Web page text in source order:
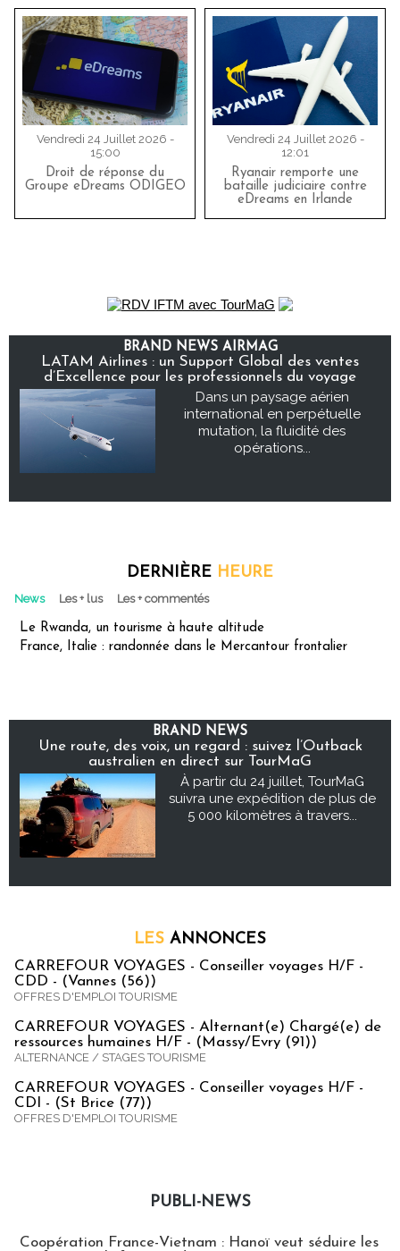
Vendredi 24 Juillet 2026 -
15:00
Droit de réponse du
Groupe eDreams ODIGEO
Vendredi 24 Juillet 2026 -
12:01
Ryanair remporte une
bataille judiciaire contre
eDreams en Irlande
BRAND NEWS AIRMAG
LATAM Airlines : un Support Global des ventes
d’Excellence pour les professionnels du voyage
Dans un paysage aérien
international en perpétuelle
mutation, la fluidité des
opérations...
DERNIÈRE HEURE
News Les + lus Les + commentés
Le Rwanda, un tourisme à haute altitude
France, Italie : randonnée dans le Mercantour frontalier
BRAND NEWS
Une route, des voix, un regard : suivez l’Outback
australien en direct sur TourMaG
À partir du 24 juillet, TourMaG
suivra une expédition de plus de
5 000 kilomètres à travers...
LES ANNONCES
CARREFOUR VOYAGES - Conseiller voyages H/F -
CDD - (Vannes (56))
OFFRES D'EMPLOI TOURISME
CARREFOUR VOYAGES - Alternant(e) Chargé(e) de
ressources humaines H/F - (Massy/Evry (91))
ALTERNANCE / STAGES TOURISME
CARREFOUR VOYAGES - Conseiller voyages H/F -
CDI - (St Brice (77))
OFFRES D'EMPLOI TOURISME
PUBLI-NEWS
Coopération France-Vietnam : Hanoï veut séduire les